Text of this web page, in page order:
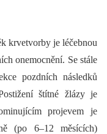
krvetvorby je léčebnou
onemocnění. Se stále
pozdních následků
štítné žlázy je
projevem je
(po 6–12 měsících)